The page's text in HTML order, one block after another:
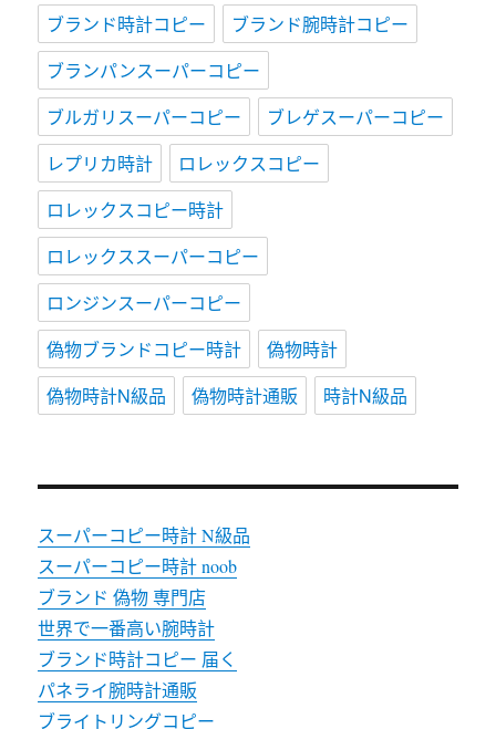
ブランド時計コピー
ブランド腕時計コピー
ブランパンスーパーコピー
ブルガリスーパーコピー
ブレゲスーパーコピー
レプリカ時計
ロレックスコピー
ロレックスコピー時計
ロレックススーパーコピー
ロンジンスーパーコピー
偽物ブランドコピー時計
偽物時計
偽物時計N級品
偽物時計通販 時計N級品
スーパーコピー時計 N級品
スーパーコピー時計 noob
ブランド 偽物 専門店
世界で一番高い腕時計
ブランド時計コピー 届く
パネライ腕時計通販
ブライトリングコピー